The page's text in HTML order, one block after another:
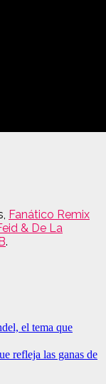
Fanático Remix
& De La
.
el tema que
refleja las ganas de